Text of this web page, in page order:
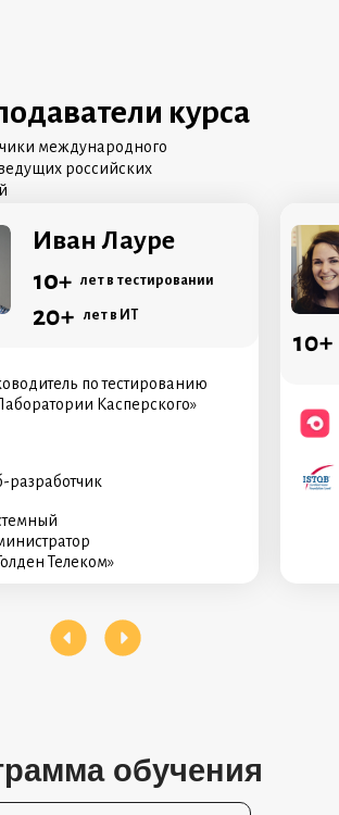
курса
международного
российских
Иван Лауре
по тестированию
Касперского»
разработчик
Телеком»
лет в ИТ
лет в тестировании
20+
10+
10+
обучения